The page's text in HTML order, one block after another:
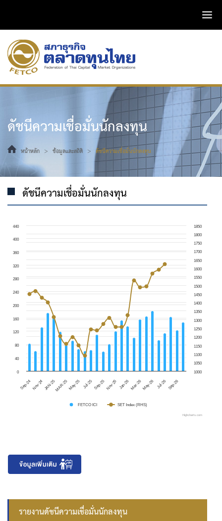
ดัชนีความเชื่อมั่นนักลงทุน
หน้าหลัก > ข้อมูลและสถิติ > ดัชนีความเชื่อมั่นนักลงทุน
ดัชนีความเชื่อมั่นนักลงทุน
FETCO ICI SET Index (RHS)
Sep-24Nov-24JAN-25MAR-25May-25 Jul-25Sep-25Nov-25 Jan-26Mar-26May-26 Jul-26 Sep-26
1000
1050
1100
1150
1200
1250
1300
1350
1400
1450
1500
1550
1600
1650
1700
1750
1800
1850
0
40
80
120
160
200
240
280
320
360
400
440
Highcharts.com
รายงานดัชนีความเชื่อมั่นนักลงทุน